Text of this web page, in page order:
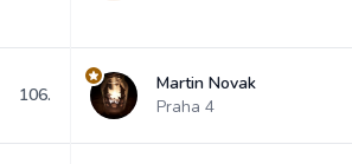
106.
Martin Novak
Praha 4